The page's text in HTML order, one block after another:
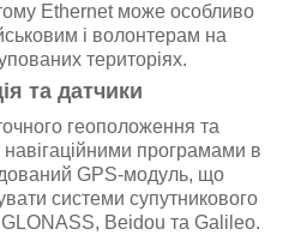
Ethernet може особливо
і волонтерам на
територіях.
та датчики
геоположення та
програмами в
GPS-модуль, що
системи супутникового
Beidou та Galileo.